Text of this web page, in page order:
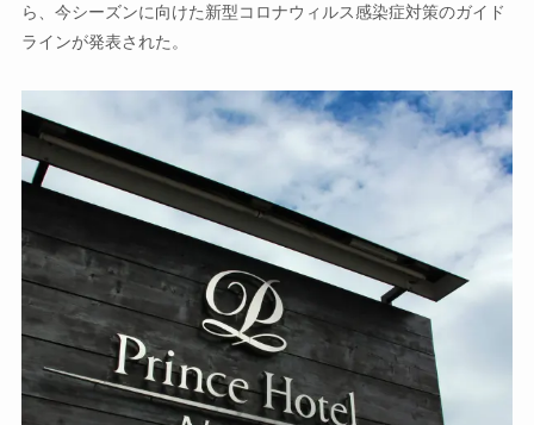
ら、今シーズンに向けた新型コロナウィルス感染症対策のガイド
ラインが発表された。